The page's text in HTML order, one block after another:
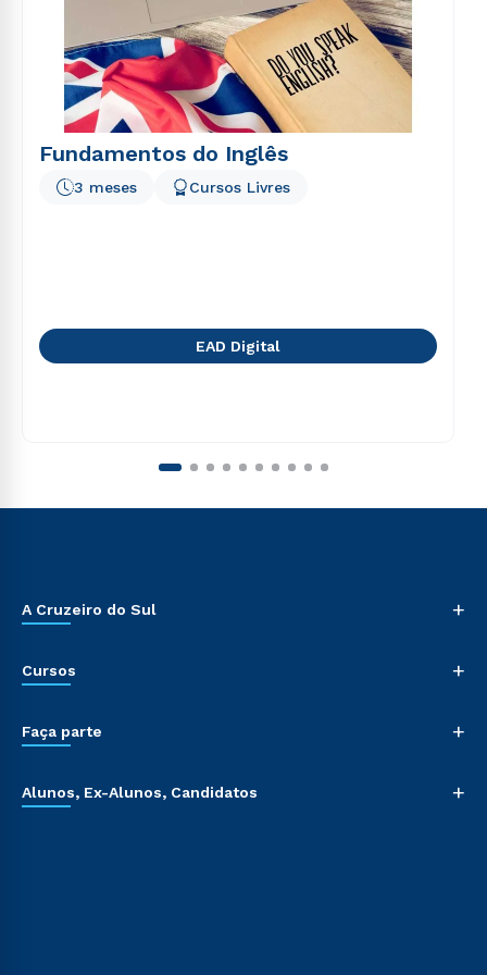
Fundamentos do Inglês
3 meses Cursos Livres
EAD Digital
A Cruzeiro do Sul +
Cursos +
Faça parte +
Alunos, Ex-Alunos, Candidatos +